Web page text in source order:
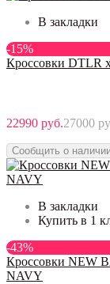
В закладки
-15%
Кроссовки DTLR
22990 руб.27000
Сообщить о
В закладки
Купить в 1
-43%
Кроссовки NEW
NAVY